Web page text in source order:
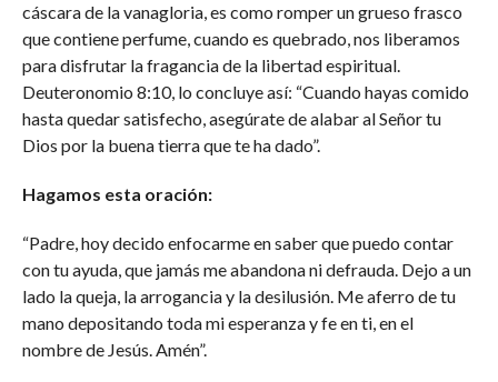
cáscara de la vanagloria, es como romper un grueso frasco
que contiene perfume, cuando es quebrado, nos liberamos
para disfrutar la fragancia de la libertad espiritual.
Deuteronomio 8:10, lo concluye así: “Cuando hayas comido
hasta quedar satisfecho, asegúrate de alabar al Señor tu
Dios por la buena tierra que te ha dado”.
Hagamos esta oración:
“Padre, hoy decido enfocarme en saber que puedo contar
con tu ayuda, que jamás me abandona ni defrauda. Dejo a un
lado la queja, la arrogancia y la desilusión. Me aferro de tu
mano depositando toda mi esperanza y fe en ti, en el
nombre de Jesús. Amén”.